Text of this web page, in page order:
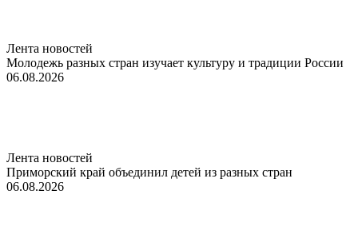
Лента новостей
Молодежь разных стран изучает культуру и традиции России
06.08.2026
Лента новостей
Приморский край объединил детей из разных стран
06.08.2026